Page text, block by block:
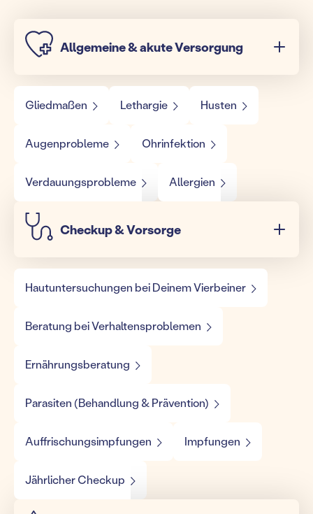
Allgemeine & akute Versorgung
Gliedmaßen Lethargie Husten
Augenprobleme Ohrinfektion
Verdauungsprobleme Allergien
Checkup & Vorsorge
Hautuntersuchungen bei Deinem Vierbeiner
Beratung bei Verhaltensproblemen
Ernährungsberatung
Parasiten (Behandlung & Prävention)
Auffrischungsimpfungen Impfungen
Jährlicher Checkup